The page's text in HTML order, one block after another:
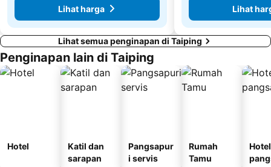
Lihat harga
Lihat
Lihat semua penginapan di Taiping
Penginapan lain di Taiping
Hotel
Katil dan
sarapan
Pangsapur
i servis
Rumah
Tamu
Hotel